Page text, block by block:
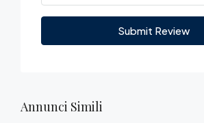
Submit Review
Annunci Simili